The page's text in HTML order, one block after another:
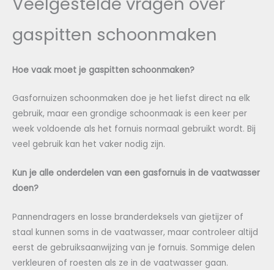
gaspitten schoonmaken
Hoe vaak moet je gaspitten schoonmaken?
Gasfornuizen schoonmaken doe je het liefst direct na elk
gebruik, maar een grondige schoonmaak is een keer per
week voldoende als het fornuis normaal gebruikt wordt. Bij
veel gebruik kan het vaker nodig zijn.
Kun je alle onderdelen van een gasfornuis in de vaatwasser
doen?
Pannendragers en losse branderdeksels van gietijzer of
staal kunnen soms in de vaatwasser, maar controleer altijd
eerst de gebruiksaanwijzing van je fornuis. Sommige delen
verkleuren of roesten als ze in de vaatwasser gaan.